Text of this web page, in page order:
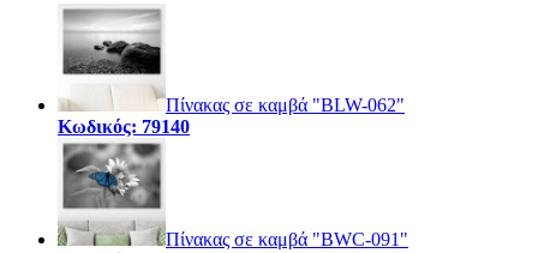
Πίνακας σε καμβά "BLW-062"
Κωδικός: 79140
Πίνακας σε καμβά "BWC-091"